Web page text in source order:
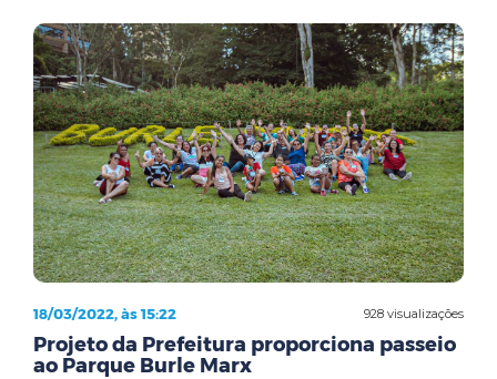
928 visualizações
18/03/2022, às 15:22
Projeto da Prefeitura proporciona passeio
ao Parque Burle Marx